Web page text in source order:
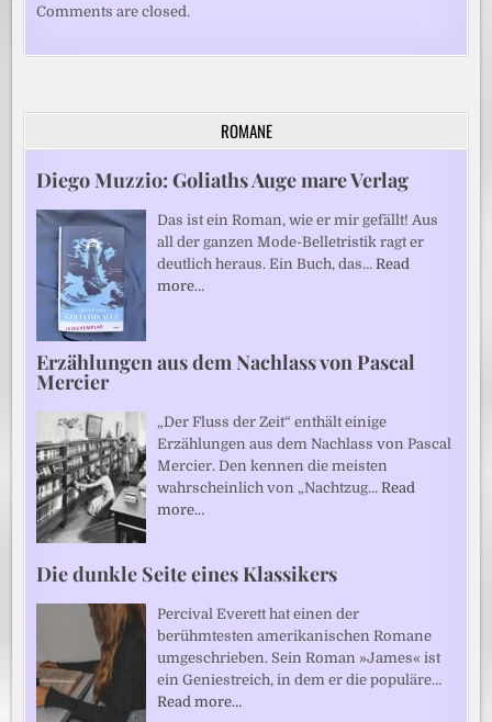
Comments are closed.
ROMANE
Diego Muzzio: Goliaths Auge mare Verlag
Das ist ein Roman, wie er mir gefällt! Aus
all der ganzen Mode-Belletristik ragt er
deutlich heraus. Ein Buch, das…Read
more…
Erzählungen aus dem Nachlass von Pascal
Mercier
„Der Fluss der Zeit“ enthält einige
Erzählungen aus dem Nachlass von Pascal
Mercier. Den kennen die meisten
wahrscheinlich von „Nachtzug…Read
more…
Die dunkle Seite eines Klassikers
Percival Everett hat einen der
berühmtesten amerikanischen Romane
umgeschrieben. Sein Roman »James« ist
ein Geniestreich, in dem er die populäre…
Read more…